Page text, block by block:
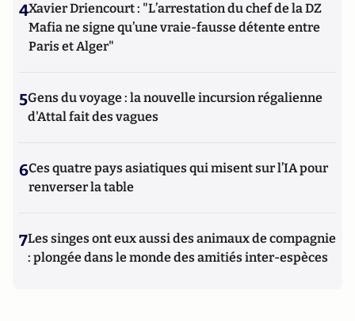
4Xavier Driencourt : "L’arrestation du chef de la DZ
Mafia ne signe qu’une vraie-fausse détente entre
Paris et Alger"
5Gens du voyage : la nouvelle incursion régalienne
d'Attal fait des vagues
6Ces quatre pays asiatiques qui misent sur l’IA pour
renverser la table
7Les singes ont eux aussi des animaux de compagnie
: plongée dans le monde des amitiés inter-espèces